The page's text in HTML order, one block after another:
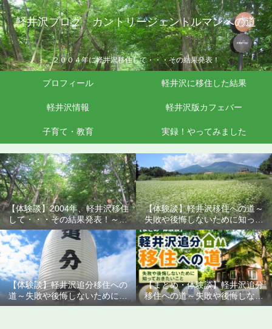
軽井沢ブログ カントリージェントルマンへの道
２００４年に軽井沢移住して・・・その結果発表！
プロフィール 軽井沢に移住した結果
軽井沢情報 軽井沢版カフェバー
子育て・教育 実録！やってみました
【体験談】2004年、軽井沢移住
して・・・その結果発表！～失
敗や後悔しないために知ってお
きたいこと
【体験談】軽井沢移住への道～
失敗や後悔しないために知って
おきたいこと
【体験談】軽井沢追分移住への
道～失敗や後悔しないために知
っておきたいこと
【まとめ・体験談】軽井沢追分
移住への道～失敗や後悔しない
ために知っておきたいこと